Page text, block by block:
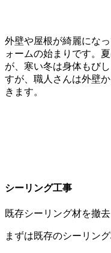
外壁や屋根が綺麗にな
ォームの始まりです。
が、寒い冬は身体もび
すが、職人さんは外壁
きます。
シーリング工事
既存シーリング材を撤去
まずは既存のシーリン